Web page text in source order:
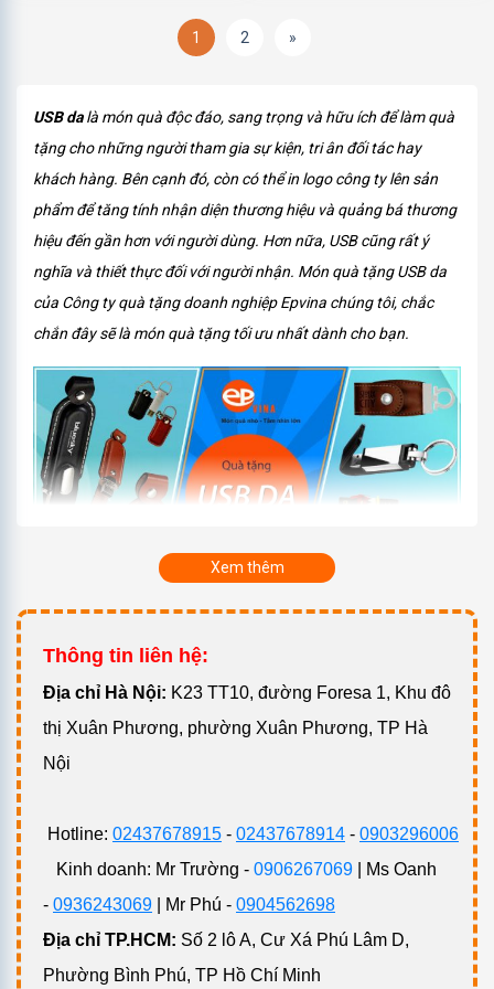
1 2 »
USB dalà món quà độc đáo, sang trọng và hữu ích để làm quà
tặng cho những người tham gia sự kiện, tri ân đối tác hay
khách hàng. Bên cạnh đó, còn có thể in logo công ty lên sản
phẩm để tăng tính nhận diện thương hiệu và quảng bá thương
hiệu đến gần hơn với người dùng. Hơn nữa, USB cũng rất ý
nghĩa và thiết thực đối với người nhận. Món quà tặng USB da
của Công ty quà tặng doanh nghiệp Epvina chúng tôi, chắc
chắn đây sẽ là món quà tặng tối ưu nhất dành cho bạn.
Epvina – Xưởng sản xuất quà tặng USB da theo yêu cầu
Xem thêm:100+ mẫuquà tặng USBluôn “cháy hàng” tại
Epvina
1. Bảng báo giá quà tặng quảng cáo doanh
Tên
SP
Hình
Ảnh
50
chiếc
100
chiếc
200
chiếc
300
chiếc
500
chiếc
1000
chiếc
Vỏ
da
24.975 23.100
Xem thêm
Thông tin liên hệ:
Địa chỉ Hà Nội: K23 TT10, đường Foresa 1, Khu đô
thị Xuân Phương, phường Xuân Phương, TP Hà
Nội
Hotline: 02437678915 - 02437678914 - 0903296006
Kinh doanh: Mr Trường - 0906267069 | Ms Oanh
- 0936243069 | Mr Phú - 0904562698
Địa chỉ TP.HCM: Số 2 lô A, Cư Xá Phú Lâm D,
Phường Bình Phú, TP Hồ Chí Minh